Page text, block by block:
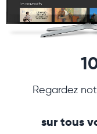
Regardez
sur tous